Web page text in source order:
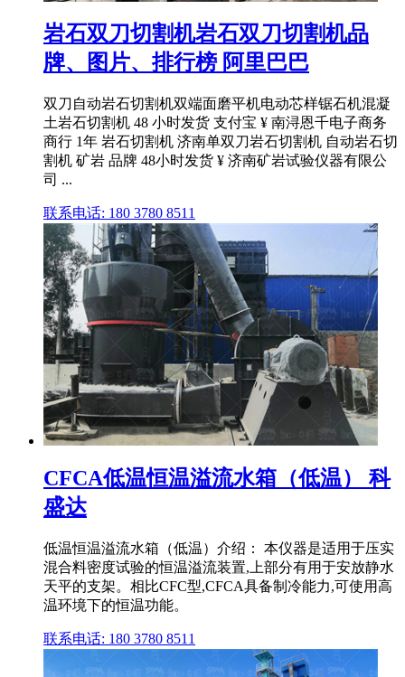
岩石双刀切割机岩石双刀切割机品
牌、图片、排行榜 阿里巴巴
双刀自动岩石切割机双端面磨平机电动芯样锯石机混凝
土岩石切割机 48 小时发货 支付宝 ¥ 南浔恩千电子商务
商行 1年 岩石切割机 济南单双刀岩石切割机 自动岩石切
割机 矿岩 品牌 48小时发货 ¥ 济南矿岩试验仪器有限公
司 ...
联系电话: 180 3780 8511
CFCA低温恒温溢流水箱（低温） 科
盛达
低温恒温溢流水箱（低温）介绍： 本仪器是适用于压实
混合料密度试验的恒温溢流装置,上部分有用于安放静水
天平的支架。相比CFC型,CFCA具备制冷能力,可使用高
温环境下的恒温功能。
联系电话: 180 3780 8511